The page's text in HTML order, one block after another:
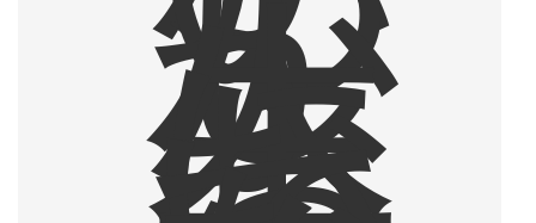
か
人
生
に